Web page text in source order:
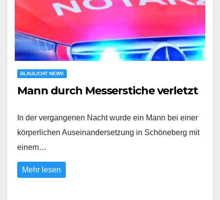
BLAULICHT NEWS
Mann durch Messerstiche verletzt
In der vergangenen Nacht wurde ein Mann bei einer
körperlichen Auseinandersetzung in Schöneberg mit
einem…
Mehr lesen